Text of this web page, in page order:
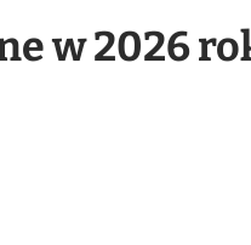
w 2026